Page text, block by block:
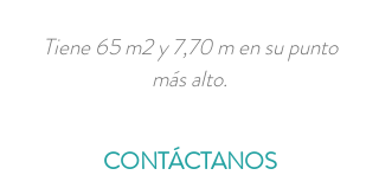
Tiene 65 m2 y 7,70 m en su punto
más alto.
CONTÁCTANOS